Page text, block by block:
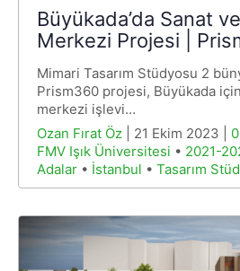
Büyükada’da Sanat
Merkezi Projesi |
Mimari Tasarım Stüdyosu 2
Prism360 projesi, Büyükada
merkezi işlevi…
Ozan Fırat Öz | 21 Ekim 2023 |
FMV Işık Üniversitesi • 2021-
Adalar • İstanbul • Tasarım